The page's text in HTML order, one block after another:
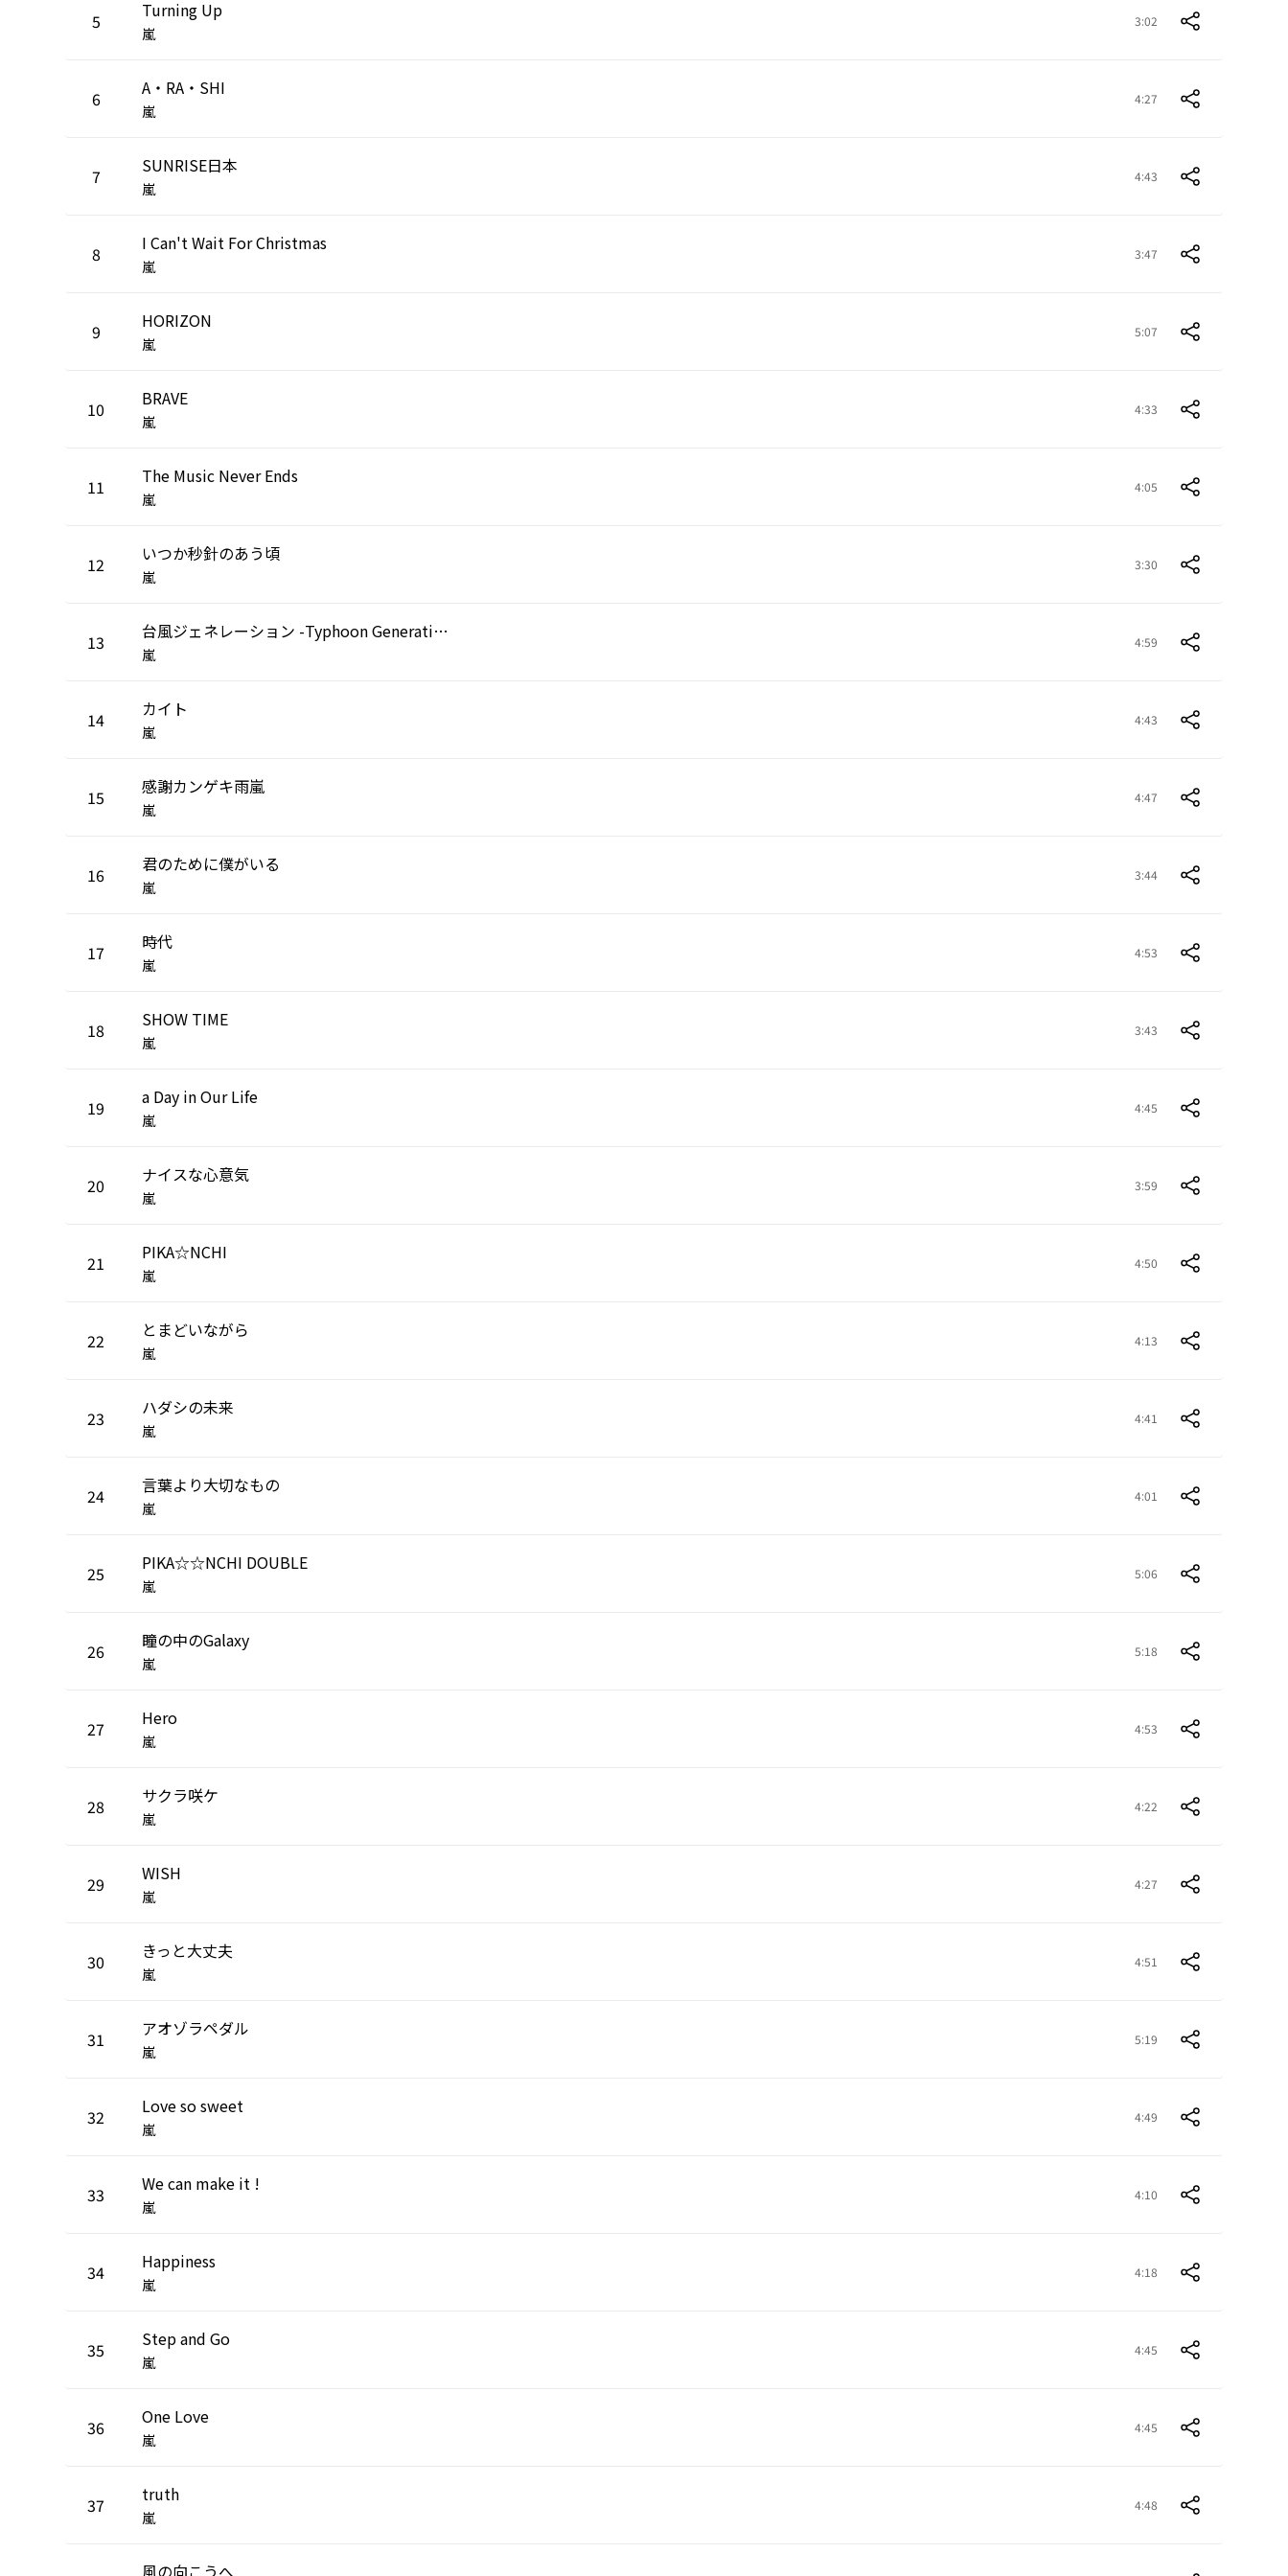
5 Turning Up
嵐
3:02
6 A・RA・SHI
嵐
4:27
7 SUNRISE日本
嵐
4:43
8 I Can't Wait For Christmas
嵐
3:47
9 HORIZON
嵐
5:07
10 BRAVE
嵐
4:33
11 The Music Never Ends
嵐
4:05
12 いつか秒針のあう頃
嵐
3:30
13 台風ジェネレーション -Typhoon Generation-
嵐
4:59
14 カイト
嵐
4:43
15 感謝カンゲキ雨嵐
嵐
4:47
16 君のために僕がいる
嵐
3:44
17 時代
嵐
4:53
18 SHOW TIME
嵐
3:43
19 a Day in Our Life
嵐
4:45
20 ナイスな心意気
嵐
3:59
21 PIKA☆NCHI
嵐
4:50
22 とまどいながら
嵐
4:13
23 ハダシの未来
嵐
4:41
24 言葉より大切なもの
嵐
4:01
25 PIKA☆☆NCHI DOUBLE
嵐
5:06
26 瞳の中のGalaxy
嵐
5:18
27 Hero
嵐
4:53
28 サクラ咲ケ
嵐
4:22
29 WISH
嵐
4:27
30 きっと大丈夫
嵐
4:51
31 アオゾラペダル
嵐
5:19
32 Love so sweet
嵐
4:49
33 We can make it !
嵐
4:10
34 Happiness
嵐
4:18
35 Step and Go
嵐
4:45
36 One Love
嵐
4:45
37 truth
嵐
4:48
風の向こうへ